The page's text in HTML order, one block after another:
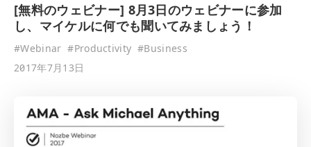
[無料のウェビナー] 8月3日のウェビナーに参加
し、マイケルに何でも聞いてみましょう！
#Webinar #Productivity #Business
2017年7月13日